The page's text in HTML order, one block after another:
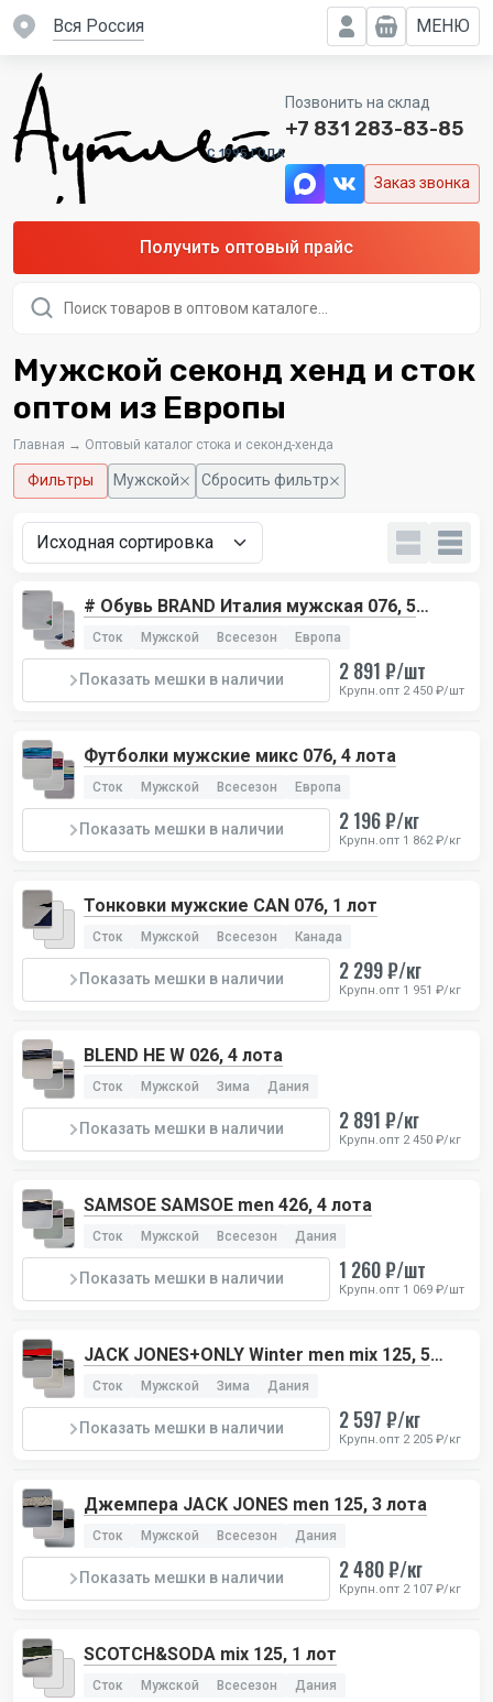
вся Россия МЕНЮ
C 1995 ГОДА
Позвонить на склад
+7 831 283-83-85
Заказ звонка
Получить оптовый прайс
товаров
Мужской секонд хенд и сток
оптом из Европы
Главная → Оптовый каталог стока и секонд-хенда
Фильтры Мужской Сбросить фильтр
# Обувь BRAND Италия мужская 076, 5
лотов
Сток Мужской Всесезон Европа
Показать мешки в наличии 2 891 ₽/шт
Крупн.опт 2 450 ₽/шт
Футболки мужские микс 076, 4 лота
Сток Мужской Всесезон Европа
Показать мешки в наличии 2 196 ₽/кг
Крупн.опт 1 862 ₽/кг
Тонковки мужские CAN 076, 1 лот
Сток Мужской Всесезон Канада
Показать мешки в наличии 2 299 ₽/кг
Крупн.опт 1 951 ₽/кг
BLEND HE W 026, 4 лота
Сток Мужской Зима Дания
Показать мешки в наличии 2 891 ₽/кг
Крупн.опт 2 450 ₽/кг
SAMSOE SAMSOE men 426, 4 лота
Сток Мужской Всесезон Дания
Показать мешки в наличии 1 260 ₽/шт
Крупн.опт 1 069 ₽/шт
JACK JONES+ONLY Winter men mix 125, 5
лотов
Сток Мужской Зима Дания
Показать мешки в наличии 2 597 ₽/кг
Крупн.опт 2 205 ₽/кг
Джемпера JACK JONES men 125, 3 лота
Сток Мужской Всесезон Дания
Показать мешки в наличии 2 480 ₽/кг
Крупн.опт 2 107 ₽/кг
SCOTCH&SODA mix 125, 1 лот
Сток Мужской Всесезон Дания